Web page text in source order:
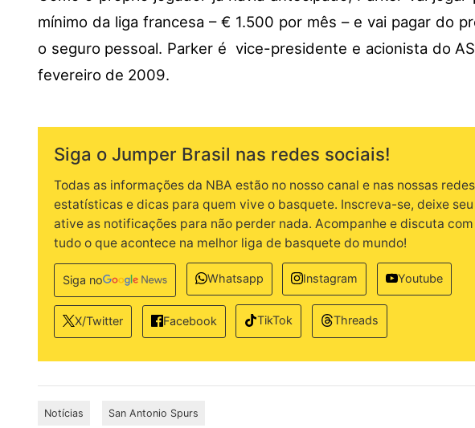
mínimo da liga francesa – € 1.500 por mês – e vai pagar do
o seguro pessoal. Parker é vice-presidente e acionista do
fevereiro de 2009.
Siga o Jumper Brasil nas redes sociais!
Todas as informações da NBA estão no nosso canal e nas nossas
estatísticas e dicas para quem vive o basquete. Inscreva-se, deixe
ative as notificações para não perder nada. Acompanhe e discuta
tudo o que acontece na melhor liga de basquete do mundo!
Siga no Whatsapp Instagram Youtube
X/Twitter Facebook TikTok Threads
Notícias San Antonio Spurs